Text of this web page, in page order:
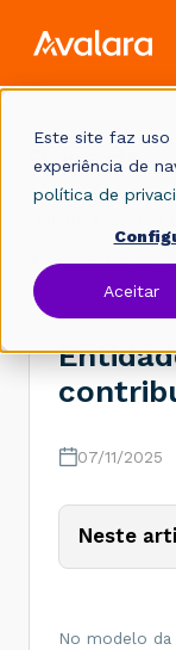
Este site faz uso
experiência de
política de
Aceitar
Base de
07/11/2025
Neste
No modelo da